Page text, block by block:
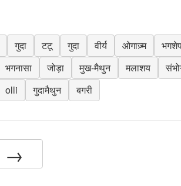
गुदा टटू गुदा वीर्य ओगाज़्म
भगनासा जोड़ा मुख-मैथुन मलाशय
olli गुदामैथुन बगरी
→